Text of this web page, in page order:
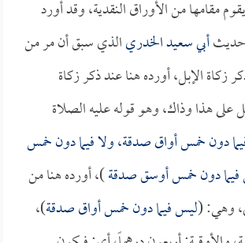
مقامها من الأوراق النقدية، وقد أورد
حديثأبي سعيد الخدريالذي سبق أن مر من
الإبل، أورده هنا عند ذكر زكاة
على هذا وذاك، وهو قوله عليه الصلاة
دون خمس أواق صدقة، ولا فيما دون خمس
دون خمس أوسق صدقة)، أورده هنا من
وهي: (ليس فيما دون خمس أواق صدقة)،